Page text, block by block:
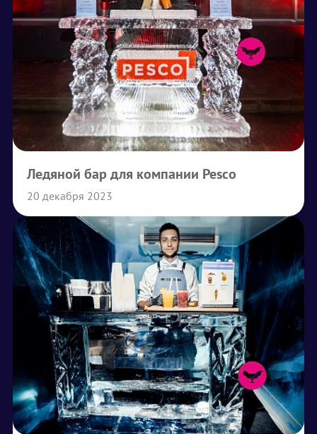
Ледяной бар для компании Pesco
20 декабря 2023